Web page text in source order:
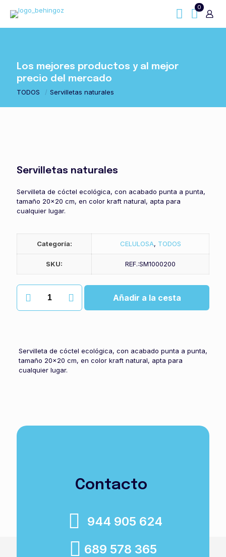
0
Los mejores productos y al mejor
precio del mercado
TODOS / Servilletas naturales
Servilletas naturales
Servilleta de cóctel ecológica, con acabado punta a punta,
tamaño 20×20 cm, en color kraft natural, apta para
cualquier lugar.
Categoría: CELULOSA, TODOS
SKU: REF.:SM1000200
Servilletas
cantidad
Añadir a la cesta
Servilleta de cóctel ecológica, con acabado punta a punta,
tamaño 20×20 cm, en color kraft natural, apta para
cualquier lugar.
Contacto
944 905 624
689 578 365